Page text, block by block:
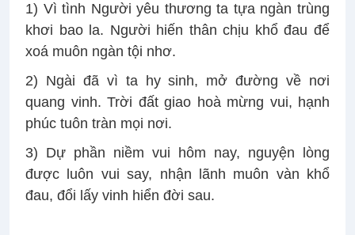
1) Vì tình Người yêu thương ta tựa ngàn trùng
khơi bao la. Người hiến thân chịu khổ đau để
xoá muôn ngàn tội nhơ.
2) Ngài đã vì ta hy sinh, mở đường về nơi
quang vinh. Trời đất giao hoà mừng vui, hạnh
phúc tuôn tràn mọi nơi.
3) Dự phần niềm vui hôm nay, nguyện lòng
được luôn vui say, nhận lãnh muôn vàn khổ
đau, đổi lấy vinh hiển đời sau.